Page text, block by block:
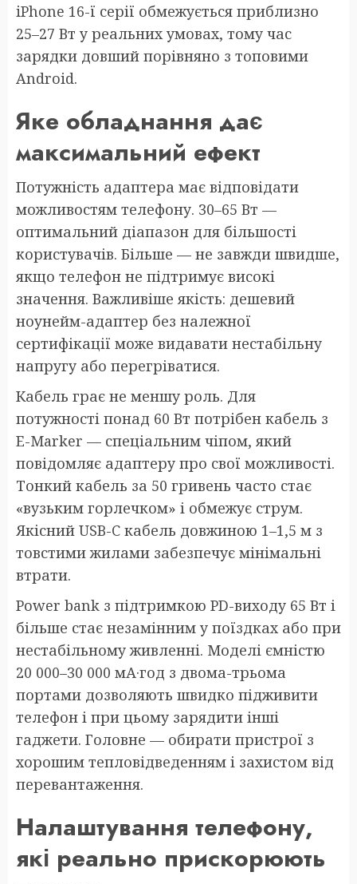
iPhone 16-ї серії обмежується приблизно
25–27 Вт у реальних умовах, тому час
зарядки довший порівняно з топовими
Android.
Яке обладнання дає
максимальний ефект
Потужність адаптера має відповідати
можливостям телефону. 30–65 Вт —
оптимальний діапазон для більшості
користувачів. Більше — не завжди швидше,
якщо телефон не підтримує високі
значення. Важливіше якість: дешевий
ноунейм-адаптер без належної
сертифікації може видавати нестабільну
напругу або перегріватися.
Кабель грає не меншу роль. Для
потужності понад 60 Вт потрібен кабель з
E-Marker — спеціальним чіпом, який
повідомляє адаптеру про свої можливості.
Тонкий кабель за 50 гривень часто стає
«вузьким горлечком» і обмежує струм.
Якісний USB-C кабель довжиною 1–1,5 м з
товстими жилами забезпечує мінімальні
втрати.
Power bank з підтримкою PD-виходу 65 Вт і
більше стає незамінним у поїздках або при
нестабільному живленні. Моделі ємністю
20 000–30 000 мА·год з двома-трьома
портами дозволяють швидко підживити
телефон і при цьому зарядити інші
гаджети. Головне — обирати пристрої з
хорошим тепловідведенням і захистом від
перевантаження.
Налаштування телефону,
які реально прискорюють